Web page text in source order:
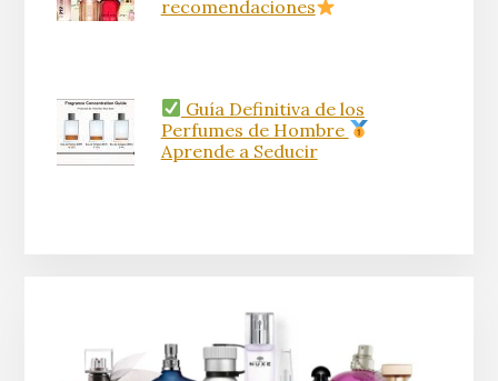
recomendaciones
Guía Definitiva de los
Perfumes de Hombre
Aprende a Seducir